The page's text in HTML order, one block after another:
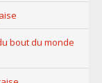
bout du monde